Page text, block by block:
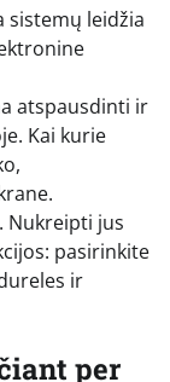
sistemų leidžia
atspausdinti ir
Kai kurie
. Nukreipti jus
pasirinkite
ir
per